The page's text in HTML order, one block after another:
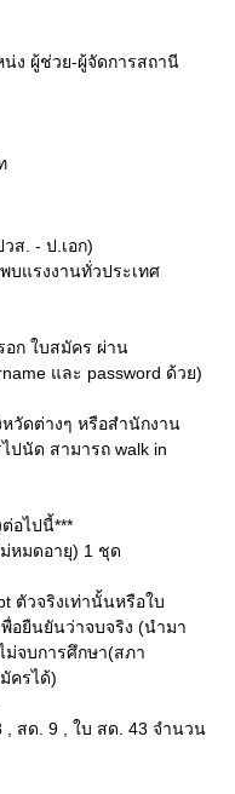
ง ผู้ช่วย-ผู้จัดการสถานี
ส. - ป.เอก)
แรงงานทั่วประเทศ
ก ใบสมัคร ผ่าน
และ password ด้วย)
วัดต่างๆ หรือสำนักงาน
ปนัด สามารถ walk in
อไปนี้***
หมดอายุ) 1 ชุด
ตัวจริงเท่านั้นหรือใบ
อยืนยันว่าจบจริง (นำมา
ม่จบการศึกษา(สภา
ครได้)
สด. 9 , ใบ สด. 43 จำนวน